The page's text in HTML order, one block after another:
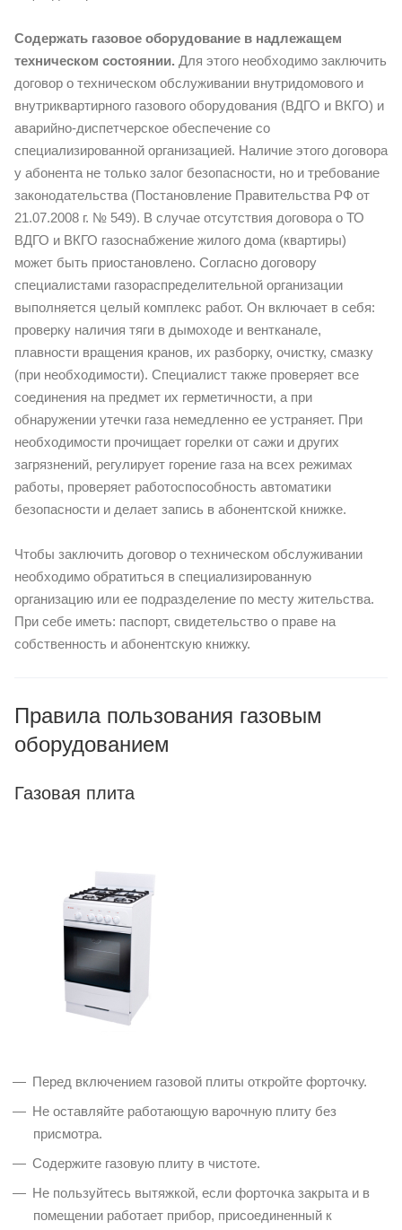
Содержать газовое оборудование в надлежащем
техническом состоянии. Для этого необходимо заключить
договор о техническом обслуживании внутридомового и
внутриквартирного газового оборудования (ВДГО и ВКГО) и
аварийно-диспетчерское обеспечение со
специализированной организацией. Наличие этого договора
у абонента не только залог безопасности, но и требование
законодательства (Постановление Правительства РФ от
21.07.2008 г. № 549). В случае отсутствия договора о ТО
ВДГО и ВКГО газоснабжение жилого дома (квартиры)
может быть приостановлено. Согласно договору
специалистами газораспределительной организации
выполняется целый комплекс работ. Он включает в себя:
проверку наличия тяги в дымоходе и вентканале,
плавности вращения кранов, их разборку, очистку, смазку
(при необходимости). Специалист также проверяет все
соединения на предмет их герметичности, а при
обнаружении утечки газа немедленно ее устраняет. При
необходимости прочищает горелки от сажи и других
загрязнений, регулирует горение газа на всех режимах
работы, проверяет работоспособность автоматики
безопасности и делает запись в абонентской книжке.
Чтобы заключить договор о техническом обслуживании
необходимо обратиться в специализированную
организацию или ее подразделение по месту жительства.
При себе иметь: паспорт, свидетельство о праве на
собственность и абонентскую книжку.
Правила пользования газовым
оборудованием
Газовая плита
Перед включением газовой плиты откройте форточку.
Не оставляйте работающую варочную плиту без
присмотра.
Содержите газовую плиту в чистоте.
Не пользуйтесь вытяжкой, если форточка закрыта и в
помещении работает прибор, присоединенный к